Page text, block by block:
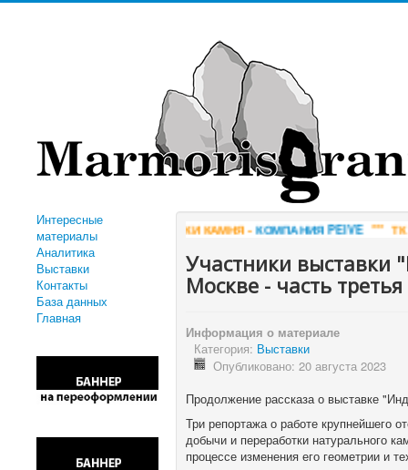
Интересные
материалы
Аналитика
Выставки
Контакты
База данных
Главная
КАМНЯ -КОМПАНИЯ PEIVE*** ТК ГОРИЗОНТ - ДОБЫЧА И
Участники выставки
Москве - часть третья
Информация о материале
Категория: Выставки
Опубликовано: 20 августа 2023
Продолжение рассказа о выставке
Три репортажа о работе крупнейшего
добычи и переработки натурального
процессе изменения его геометрии и